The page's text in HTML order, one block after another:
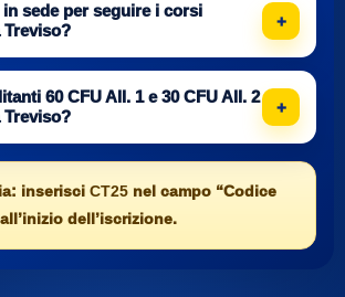
sede per seguire i corsi
Treviso?
60 CFU All. 1 e 30 CFU All. 2
inserisci CT25 nel campo “Codice
dell’iscrizione.